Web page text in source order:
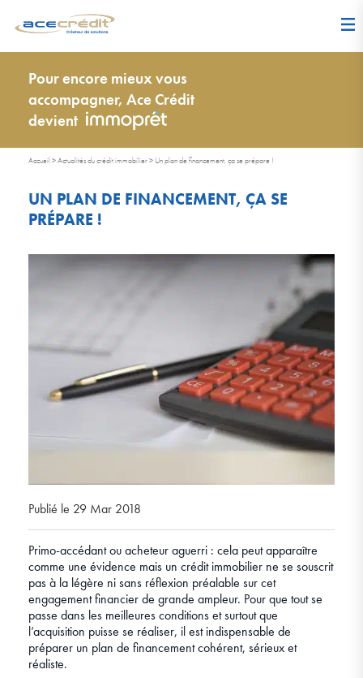
Pour encore mieux vous
accompagner, Ace Crédit
devient
Accueil >Actualités du crédit immobilier> Un plan de financement, ça se prépare !
UN PLAN DE FINANCEMENT, ÇA SE
PRÉPARE !
Publié le 29 Mar 2018
Primo-accédant ou acheteur aguerri : cela peut apparaître
comme une évidence mais un crédit immobilier ne se souscrit
pas à la légère ni sans réflexion préalable sur cet
engagement financier de grande ampleur. Pour que tout se
passe dans les meilleures conditions et surtout que
l’acquisition puisse se réaliser, il est indispensable de
préparer un plan de financement cohérent, sérieux et
réaliste.